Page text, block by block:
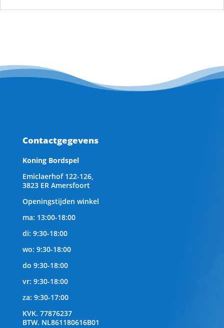
Contactgegevens
Koning Bordspel
Emiclaerhof 122-126,
3823 ER Amersfoort
Openingstijden winkel
ma: 13:00-18:00
di: 9:30-18:00
wo: 9:30-18:00
do 9:30-18:00
vr: 9:30-18:00
za: 9:30-17:00
KVK. 77876237
BTW. NL861180616B01